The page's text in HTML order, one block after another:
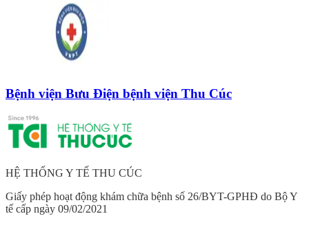
Bệnh viện Bưu Điện bệnh viện Thu Cúc
HỆ THỐNG Y TẾ THU CÚC
Giấy phép hoạt động khám chữa bệnh số 26/BYT-GPHĐ do Bộ Y
tế cấp ngày 09/02/2021